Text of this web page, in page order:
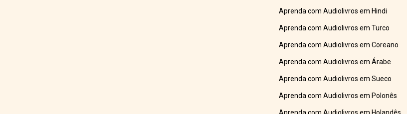
Aprenda com Audiolivros em Hindi
Aprenda com Audiolivros em Turco
Aprenda com Audiolivros em Coreano
Aprenda com Audiolivros em Árabe
Aprenda com Audiolivros em Sueco
Aprenda com Audiolivros em Polonês